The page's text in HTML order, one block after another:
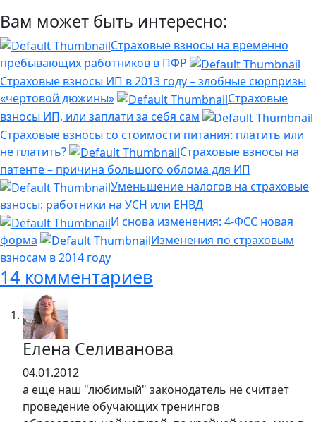
Вам может быть интересно:
Страховые взносы на временно
пребывающих работников в ПФР
Страховые взносы ИП в 2013 году – злобные сюрпризы
«чертовой дюжины»
Страховые
взносы ИП, или заплати за себя сам
Страховые взносы со стоимости питания: платить или
не платить?
Страховые взносы на
патенте – причина большого облома для ИП
Уменьшение налогов на страховые
взносы: работники на УСН или ЕНВД
И снова изменения: 4-ФСС новая
форма
Изменения по страховым
взносам в 2014 году
14 комментариев
Елена Селиванова
04.01.2012
а еще наш "любимый" законодатель не считает
проведение обучающих тренингов